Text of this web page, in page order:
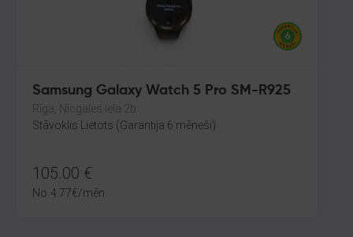
Samsung Galaxy Watch 5 Pro SM-R925
Rīga, Nīcgales iela 2b
Stāvoklis Lietots (Garantija 6 mēneši)
105.00 €
No 4.77€/mēn.